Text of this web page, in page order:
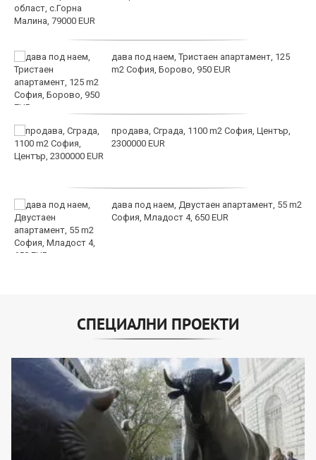
дава под наем, Тристаен апартамент, 125
m2 София, Борово, 950 EUR
продава, Сграда, 1100 m2 София, Център,
2300000 EUR
дава под наем, Двустаен апартамент, 55 m2
София, Младост 4, 650 EUR
СПЕЦИАЛНИ ПРОЕКТИ